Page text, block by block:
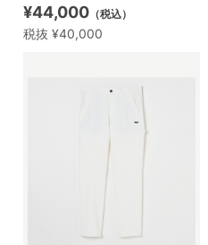
¥44,000 （税込）
税抜 ¥40,000